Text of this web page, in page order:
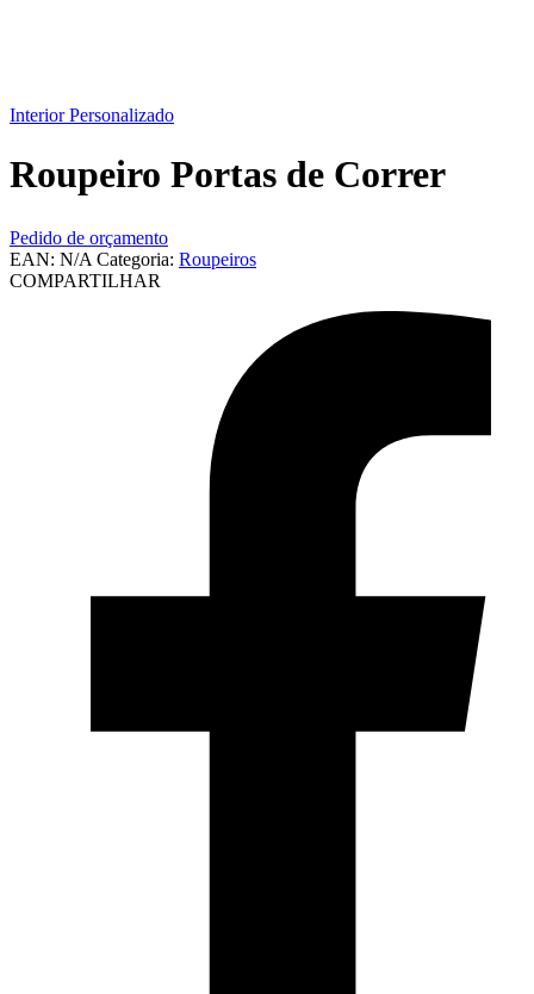
Interior Personalizado
Roupeiro Portas de Correr
Pedido de orçamento
EAN: N/A Categoria: Roupeiros
COMPARTILHAR